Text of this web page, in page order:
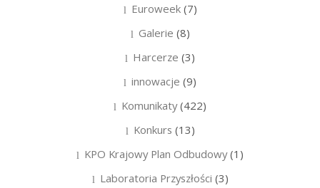
Euroweek(7)
Galerie (8)
Harcerze (3)
innowacje (9)
Komunikaty(422)
Konkurs (13)
KPO Krajowy Plan Odbudowy(1)
Laboratoria Przyszłości (3)